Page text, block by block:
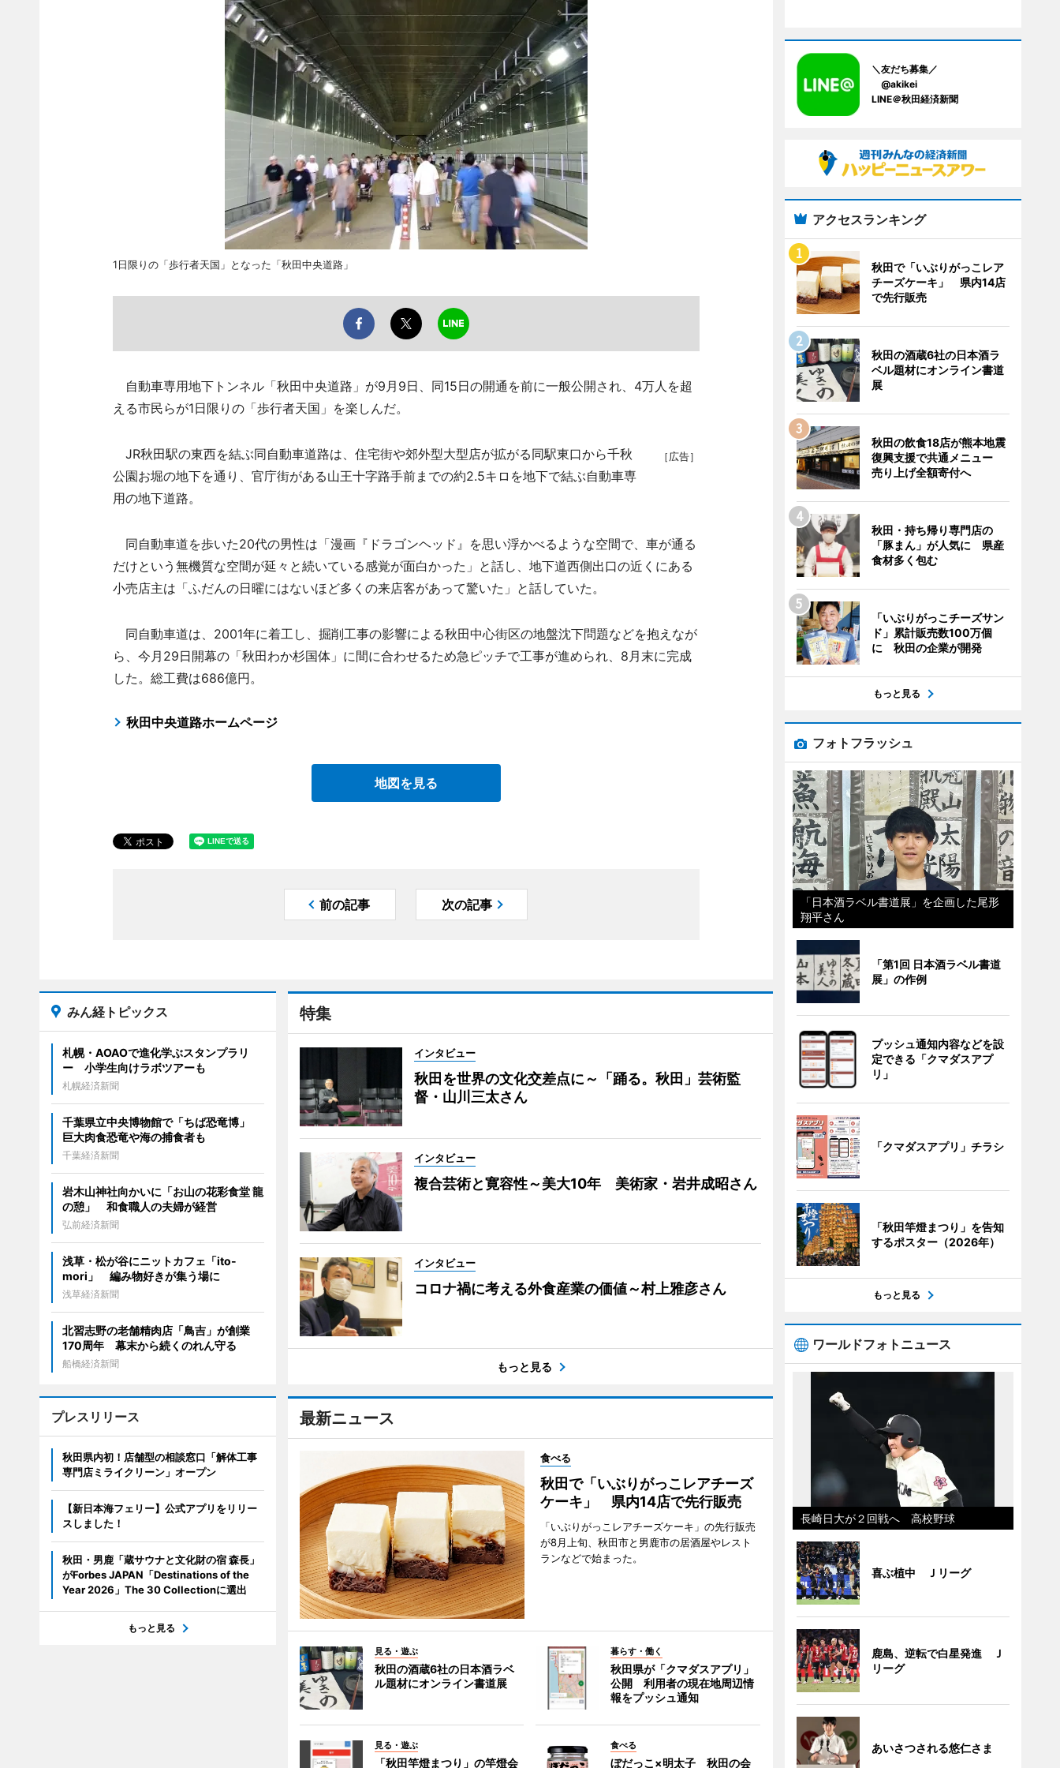
1日限りの「歩行者天国」となった「秋田中央道路」
自動車専用地下トンネル「秋田中央道路」が9月9日、同15日の開通を前に一般公開され、4万人を超
える市民らが1日限りの「歩行者天国」を楽しんだ。
［広告］
JR秋田駅の東西を結ぶ同自動車道路は、住宅街や郊外型大型店が拡がる同駅東口から千秋
公園お堀の地下を通り、官庁街がある山王十字路手前までの約2.5キロを地下で結ぶ自動車専
用の地下道路。
同自動車道を歩いた20代の男性は「漫画『ドラゴンヘッド』を思い浮かべるような空間で、車が通る
だけという無機質な空間が延々と続いている感覚が面白かった」と話し、地下道西側出口の近くにある
小売店主は「ふだんの日曜にはないほど多くの来店客があって驚いた」と話していた。
同自動車道は、2001年に着工し、掘削工事の影響による秋田中心街区の地盤沈下問題などを抱えなが
ら、今月29日開幕の「秋田わか杉国体」に間に合わせるため急ピッチで工事が進められ、8月末に完成
した。総工費は686億円。
秋田中央道路ホームページ
地図を見る
前の記事 次の記事
特集
インタビュー
秋田を世界の文化交差点に～「踊る。秋田」芸術監
督・山川三太さん
インタビュー
複合芸術と寛容性～美大10年 美術家・岩井成昭さん
インタビュー
コロナ禍に考える外食産業の価値～村上雅彦さん
もっと見る
最新ニュース
食べる
秋田で「いぶりがっこレアチーズ
ケーキ」 県内14店で先行販売
「いぶりがっこレアチーズケーキ」の先行販売
が8月上旬、秋田市と男鹿市の居酒屋やレスト
ランなどで始まった。
見る・遊ぶ
秋田の酒蔵6社の日本酒ラベ
ル題材にオンライン書道展
暮らす・働く
秋田県が「クマダスアプリ」
公開 利用者の現在地周辺情
報をプッシュ通知
見る・遊ぶ
「秋田竿燈まつり」の竿燈会
食べる
ぼだっこ×明太子 秋田の会
みん経トピックス
札幌・AOAOで進化学ぶスタンプラリ
ー 小学生向けラボツアーも
札幌経済新聞
千葉県立中央博物館で「ちば恐竜博」
巨大肉食恐竜や海の捕食者も
千葉経済新聞
岩木山神社向かいに「お山の花彩食堂 龍
の憩」 和食職人の夫婦が経営
弘前経済新聞
浅草・松が谷にニットカフェ「ito-
mori」 編み物好きが集う場に
浅草経済新聞
北習志野の老舗精肉店「鳥吉」が創業
170周年 幕末から続くのれん守る
船橋経済新聞
プレスリリース
秋田県内初！店舗型の相談窓口「解体工事
専門店ミライクリーン」オープン
【新日本海フェリー】公式アプリをリリー
スしました！
秋田・男鹿「蔵サウナと文化財の宿 森長」
がForbes JAPAN「Destinations of the
Year 2026」The 30 Collectionに選出
もっと見る
＼友だち募集／
@akikei
LINE＠秋田経済新聞
アクセスランキング
秋田で「いぶりがっこレア
チーズケーキ」 県内14店
で先行販売
秋田の酒蔵6社の日本酒ラ
ベル題材にオンライン書道
展
秋田の飲食18店が熊本地震
復興支援で共通メニュー
売り上げ全額寄付へ
秋田・持ち帰り専門店の
「豚まん」が人気に 県産
食材多く包む
「いぶりがっこチーズサン
ド」累計販売数100万個
に 秋田の企業が開発
もっと見る
フォトフラッシュ
「日本酒ラベル書道展」を企画した尾形
翔平さん
「第1回 日本酒ラベル書道
展」の作例
プッシュ通知内容などを設
定できる「クマダスアプ
リ」
「クマダスアプリ」チラシ
「秋田竿燈まつり」を告知
するポスター（2026年）
もっと見る
ワールドフォトニュース
長崎日大が２回戦へ 高校野球
喜ぶ植中 Ｊリーグ
鹿島、逆転で白星発進 Ｊ
リーグ
あいさつされる悠仁さま